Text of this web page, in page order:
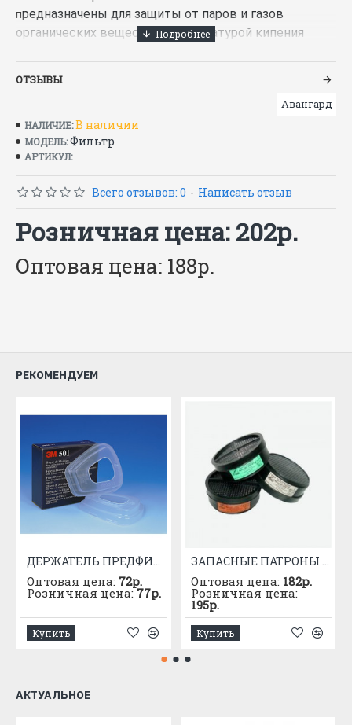
предназначены для защиты от паров и газов
органических веществ с температурой кипения
ОТЗЫВЫ
НАЛИЧИЕ:В наличии
МОДЕЛЬ:Фильтр
АРТИКУЛ:
Авангард
Всего отзывов: 0 - Написать отзыв
Розничная цена: 202р.
Оптовая цена: 188р.
РЕКОМЕНДУЕМ
ДЕРЖАТЕЛЬ ПРЕДФИЛЬТРА 3М 501
Оптовая цена: 72р.
Розничная цена:77р.
Купить
ЗАПАСНЫЕ ПАТРОНЫ К РПГ-67 МАРКИ "А"
Оптовая цена: 182р.
Розничная цена:
195р.
Купить
АКТУАЛЬНОЕ